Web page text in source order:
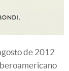
de 2012